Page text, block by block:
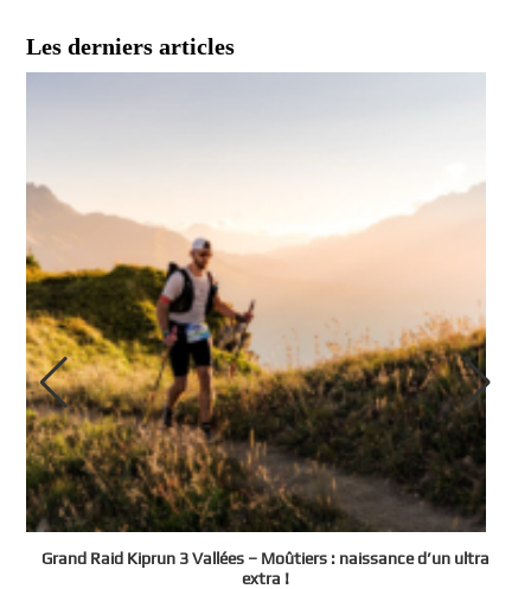
Les derniers articles
Grand Raid Kiprun 3 Vallées – Moûtiers : naissance d’un ultra
extra !